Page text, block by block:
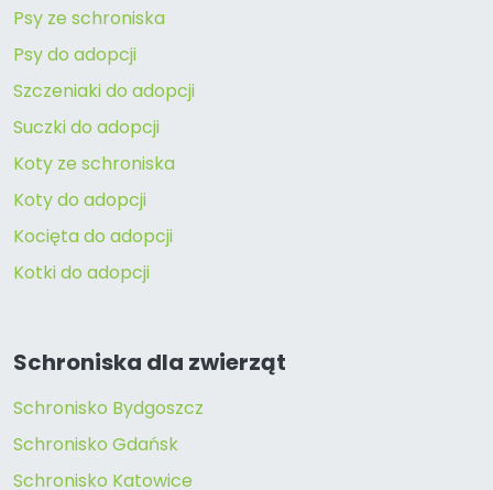
Psy ze schroniska
Psy do adopcji
Szczeniaki do adopcji
Suczki do adopcji
Koty ze schroniska
Koty do adopcji
Kocięta do adopcji
Kotki do adopcji
Schroniska dla zwierząt
Schronisko Bydgoszcz
Schronisko Gdańsk
Schronisko Katowice